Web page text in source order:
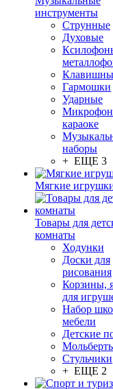
инструменты
Струнные
Духовые
Гармошки
Ударные
караоке
наборы
+ ЕЩЕ 3
Мягкие
Товары для
комнаты
Ходунки
Доски для
рисования
Корзины,
для
Набор
мебели
Детские
Стульчики
+ ЕЩЕ 2